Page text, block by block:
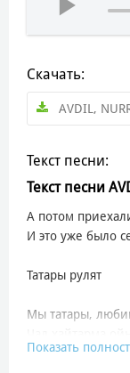
Скачать:
AVDIL,
Текст песни:
Текст песни
А потом
И это уже было
Татары рулят
Мы татары,
Мы татары,
Показать